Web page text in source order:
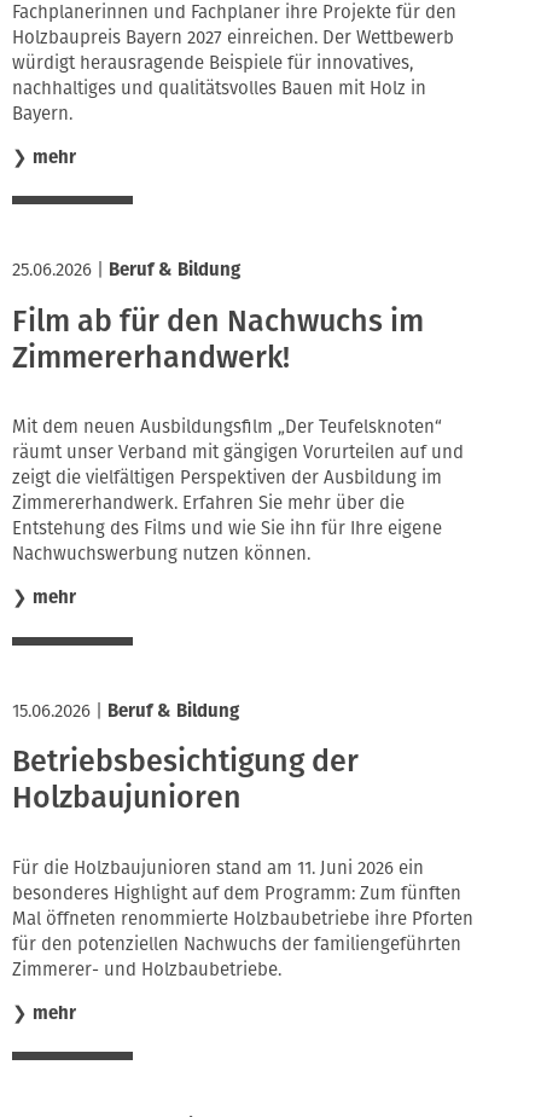
Fachplanerinnen und Fachplaner ihre Projekte für den
Holzbaupreis Bayern 2027 einreichen. Der Wettbewerb
würdigt herausragende Beispiele für innovatives,
nachhaltiges und qualitätsvolles Bauen mit Holz in
Bayern.
❯ mehr
25.06.2026 Beruf & Bildung
Film ab für den Nachwuchs im
Zimmererhandwerk!
Mit dem neuen Ausbildungsfilm „Der Teufelsknoten“
räumt unser Verband mit gängigen Vorurteilen auf und
zeigt die vielfältigen Perspektiven der Ausbildung im
Zimmererhandwerk. Erfahren Sie mehr über die
Entstehung des Films und wie Sie ihn für Ihre eigene
Nachwuchswerbung nutzen können.
❯ mehr
15.06.2026 Beruf & Bildung
Betriebsbesichtigung der
Holzbaujunioren
Für die Holzbaujunioren stand am 11. Juni 2026 ein
besonderes Highlight auf dem Programm: Zum fünften
Mal öffneten renommierte Holzbaubetriebe ihre Pforten
für den potenziellen Nachwuchs der familiengeführten
Zimmerer- und Holzbaubetriebe.
❯ mehr